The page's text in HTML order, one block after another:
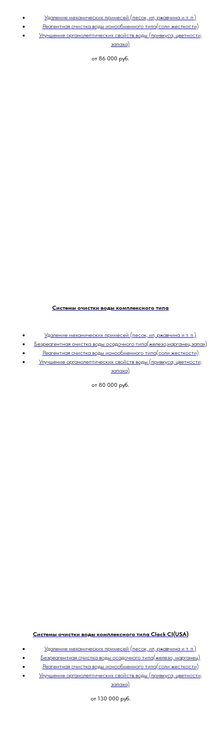
Удаление механических примесей (песок, ил, ржавчина и т. п.)
Реагентная очистка воды ионообменного типа(соли жесткости)
Улучшение органолептических свойств воды (привкуса, цветности,
запаха)
от 86 000 руб.
Системы очистки воды комплексного типа
Удаление механических примесей (песок, ил, ржавчина и т. п.)
Безреагентная очистка воды осадочного типа(железо,марганец,запах)
Реагентная очистка воды ионообменного типа(соли жесткости)
Улучшение органолептических свойств воды (привкуса, цветности,
запаха)
от 80 000 руб.
Системы очистки воды комплексного типа Clack CI(USA)
Удаление механических примесей (песок, ил, ржавчина и т. п.)
Безреагентная очистка воды осадочного типа(железо, марганец)
Реагентная очистка воды ионообменного типа(соли жесткости)
Улучшение органолептических свойств воды (привкуса, цветности,
запаха)
от 130 000 руб.